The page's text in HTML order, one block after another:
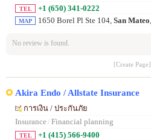
TEL +1 (650) 341-0222
MAP 1650 Borel Pl Ste 104, San Mateo
No review is found.
[Create Page]
Akira Endo / Allstate Insurance
การเงิน / ประกันภัย
Insurance/ Financial planning
TEL +1 (415) 566-9400